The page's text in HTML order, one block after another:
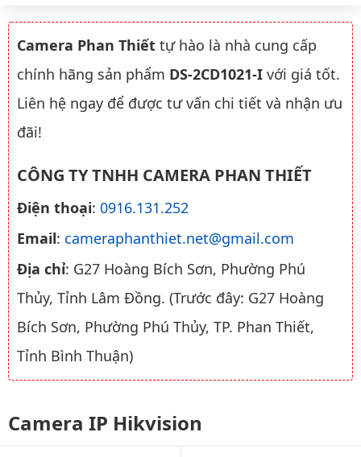
Camera Phan Thiết tự hào là nhà cung cấp
chính hãng sản phẩm DS-2CD1021-I với giá tốt.
Liên hệ ngay để được tư vấn chi tiết và nhận ưu
đãi!
CÔNG TY TNHH CAMERA PHAN THIẾT
Điện thoại: 0916.131.252
Email: cameraphanthiet.net@gmail.com
Địa chỉ: G27 Hoàng Bích Sơn, Phường Phú
Thủy, Tỉnh Lâm Đồng. (Trước đây: G27 Hoàng
Bích Sơn, Phường Phú Thủy, TP. Phan Thiết,
Tỉnh Bình Thuận)
Camera IP Hikvision